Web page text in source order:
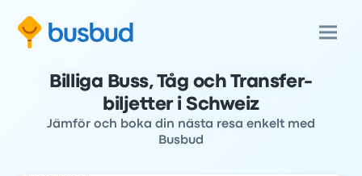
Billiga Buss, Tåg och Transfer-
biljetter i Schweiz
Jämför och boka din nästa resa enkelt med
Busbud